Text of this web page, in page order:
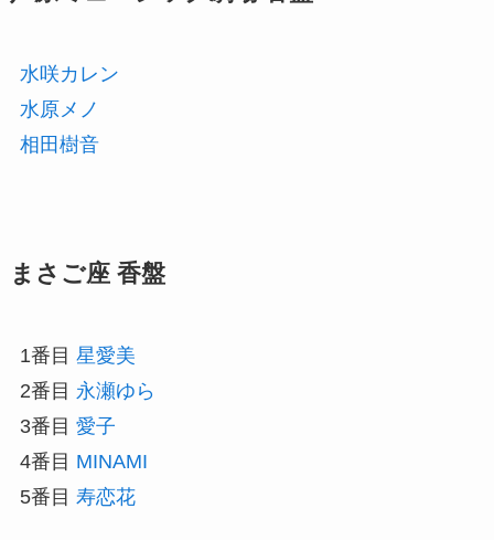
水咲カレン
水原メノ
相田樹音
まさご座 香盤
1番目 星愛美
2番目 永瀬ゆら
3番目 愛子
4番目 MINAMI
5番目 寿恋花